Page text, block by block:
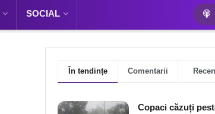
SOCIAL
În tendințe Comentarii
Copaci căzuți